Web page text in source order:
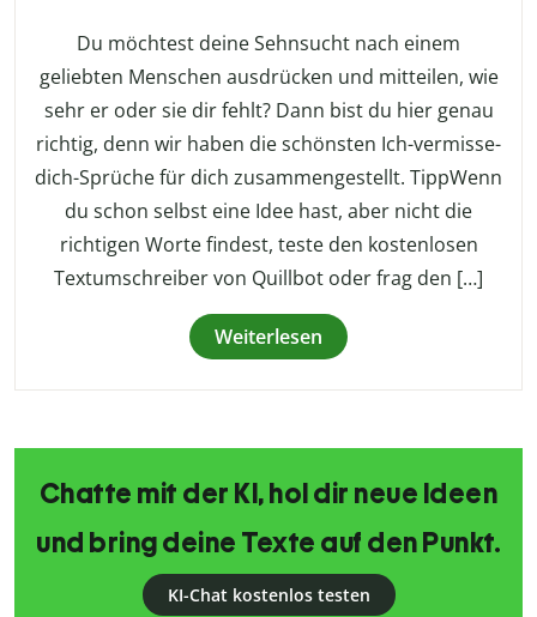
Du möchtest deine Sehnsucht nach einem
geliebten Menschen ausdrücken und mitteilen, wie
sehr er oder sie dir fehlt? Dann bist du hier genau
richtig, denn wir haben die schönsten Ich-vermisse-
dich-Sprüche für dich zusammengestellt. TippWenn
du schon selbst eine Idee hast, aber nicht die
richtigen Worte findest, teste den kostenlosen
Textumschreiber von Quillbot oder frag den […]
Weiterlesen
Chatte mit der KI, hol dir neue Ideen
und bring deine Texte auf den Punkt.
KI-Chat kostenlos testen